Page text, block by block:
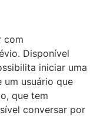
com
Disponível
iniciar uma
um usuário que
que tem
conversar por